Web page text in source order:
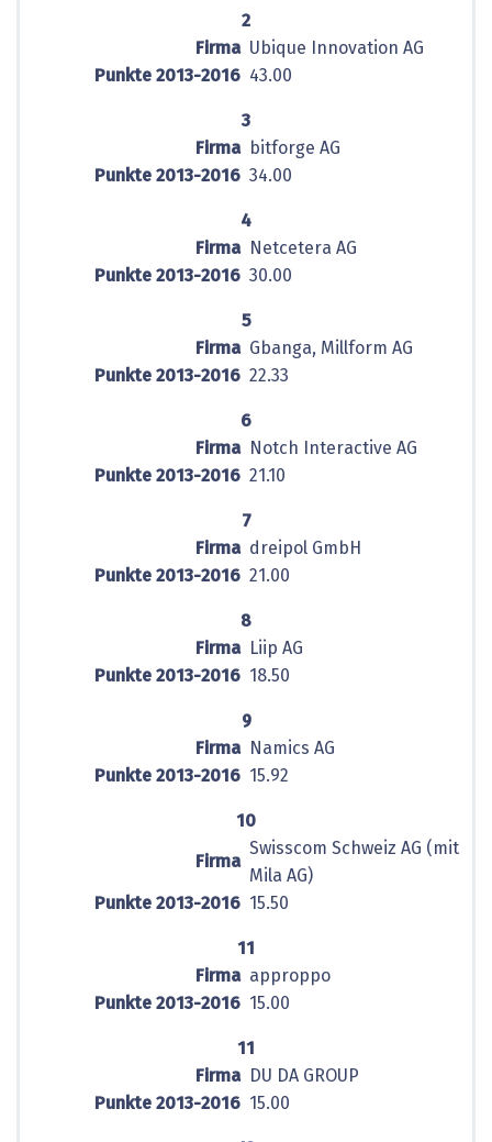
2
Firma Ubique Innovation AG
Punkte 2013-2016 43.00
3
Firma
bitforge AG
Punkte 2013-2016 34.00
4
Firma
Netcetera AG
Punkte 2013-2016 30.00
5
Firma Gbanga, Millform AG
Punkte 2013-2016 22.33
6
Firma
Notch Interactive AG
Punkte 2013-2016 21.10
7
Firma dreipol GmbH
Punkte 2013-2016 21.00
8
Firma
Liip AG
Punkte 2013-2016 18.50
9
Firma
Namics AG
Punkte 2013-2016 15.92
10
Firma
Swisscom Schweiz AG (mit
Mila AG)
Punkte 2013-2016 15.50
11
Firma approppo
Punkte 2013-2016 15.00
11
Firma
DU DA GROUP
Punkte 2013-2016 15.00